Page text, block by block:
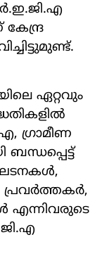
ഏറ്റവും
ഗ്രാമീണ
എന്നിവരുടെ